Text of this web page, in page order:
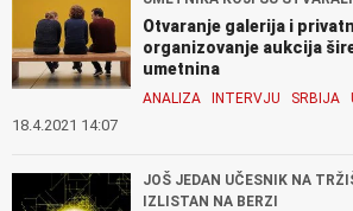
Otvaranje galerija i
organizovanje aukcija
umetnina
ANALIZA INTERVJU SRBIJA
18.4.2021 14:07
JOŠ JEDAN UČESNIK NA
IZLISTAN NA BERZI